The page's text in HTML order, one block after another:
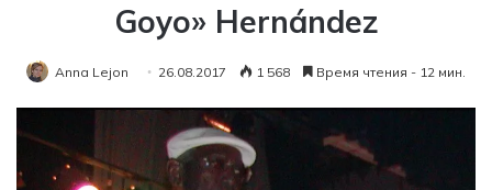
Goyo» Hernández
Anna Lejon 26.08.2017 1 568 Время чтения - 12 мин.